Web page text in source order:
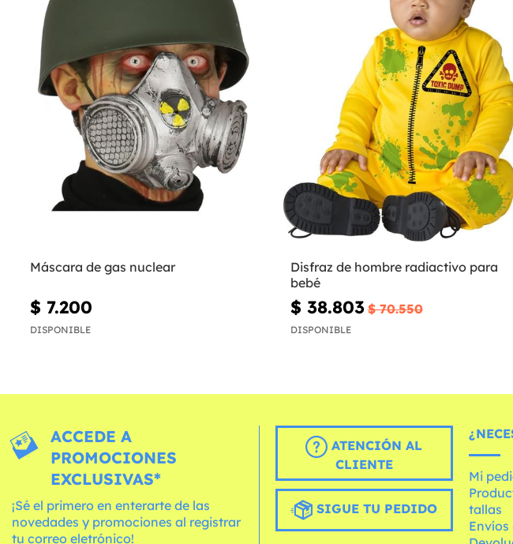
Máscara de gas nuclear
$ 7.200
DISPONIBLE
Disfraz de hombre radiactivo para
bebé
$ 38.803 $ 70.550
DISPONIBLE
ACCEDE A
PROMOCIONES
EXCLUSIVAS*
¡Sé el primero en enterarte de las
novedades y promociones al registrar
tu correo eletrónico!
ATENCIÓN AL
CLIENTE
SIGUE TU PEDIDO
Mi
tallas
Envíos